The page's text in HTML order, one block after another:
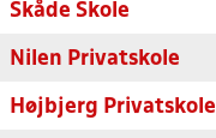
Skåde Skole
Nilen Privatskole
Højbjerg Privatskole